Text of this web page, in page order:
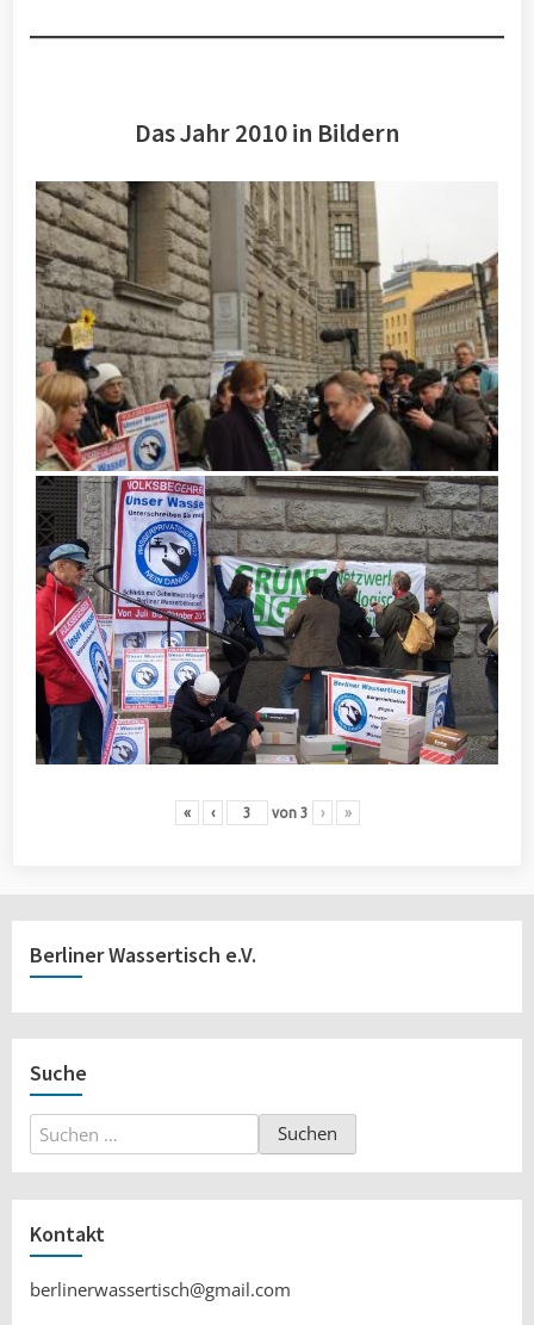
Das Jahr 2010 in Bildern
« ‹ von 3 › »
Berliner Wassertisch e.V.
Suche
Suchen
nach:
Kontakt
berlinerwassertisch@gmail.com